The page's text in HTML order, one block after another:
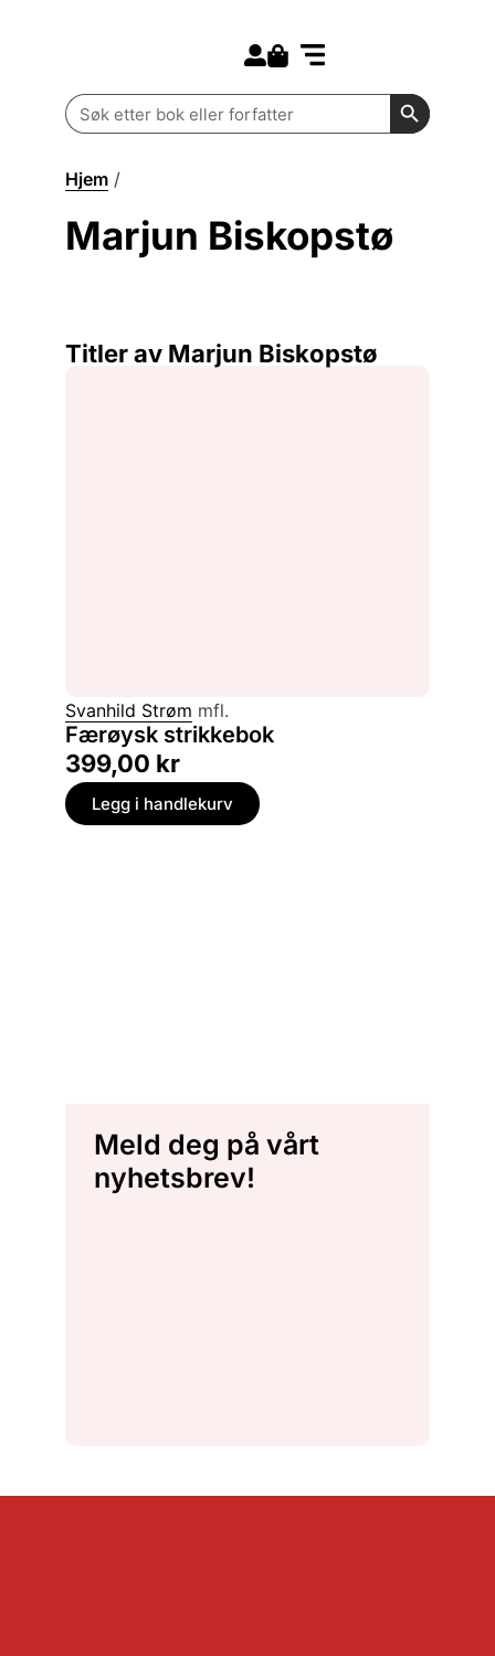
Search
for:
Search
Hjem /
Marjun Biskopstø
Titler av Marjun Biskopstø
Svanhild Strøm mfl.
Færøysk strikkebok
399,00 kr
Legg i handlekurv
Meld deg på vårt
nyhetsbrev!